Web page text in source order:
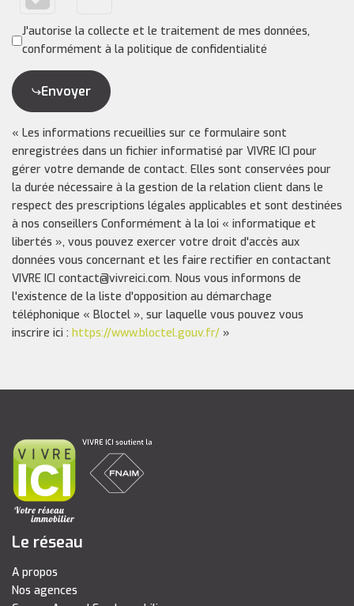
J'autorise la collecte et le traitement de mes données,
conformément à la politique de confidentialité
Envoyer
« Les informations recueillies sur ce formulaire sont
enregistrées dans un fichier informatisé par VIVRE ICI pour
gérer votre demande de contact. Elles sont conservées pour
la durée nécessaire à la gestion de la relation client dans le
respect des prescriptions légales applicables et sont destinées
à nos conseillers Conformément à la loi « informatique et
libertés », vous pouvez exercer votre droit d'accès aux
données vous concernant et les faire rectifier en contactant
VIVRE ICI contact@vivreici.com. Nous vous informons de
l'existence de la liste d'opposition au démarchage
téléphonique « Bloctel », sur laquelle vous pouvez vous
inscrire ici : https://www.bloctel.gouv.fr/ »
Le réseau
A propos
Nos agences